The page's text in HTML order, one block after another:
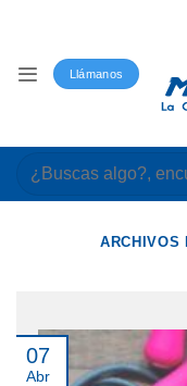
Llámanos
Buscar
por:
ARCHIVOS
07
Abr